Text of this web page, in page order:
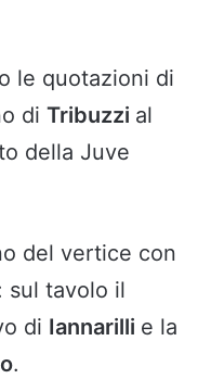
le quotazioni di
di Tribuzzi al
della Juve
del vertice con
sul tavolo il
di Iannarilli e la
.